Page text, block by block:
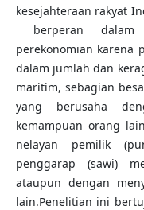
kesejahteraan rakyat
berperan dalam
perekonomian karena
dalam jumlah dan
maritim, sebagian
yang berusaha
kemampuan orang
nelayan pemilik
penggarap (sawi)
ataupun dengan
lain.Penelitian ini